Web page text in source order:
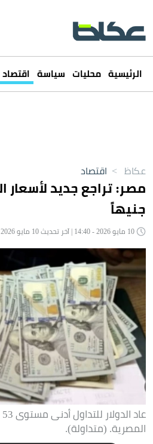
الرئيسية محليات سياسة اقتصاد
عكاظ > اقتصاد
جنيهاً
المصرية. (متداولة).